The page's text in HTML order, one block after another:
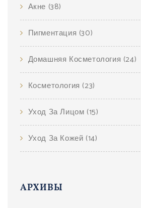
Акне (38)
Пигментация (30)
Домашняя Косметология (24)
Косметология (23)
Уход За Лицом (15)
Уход За Кожей (14)
АРХИВЫ